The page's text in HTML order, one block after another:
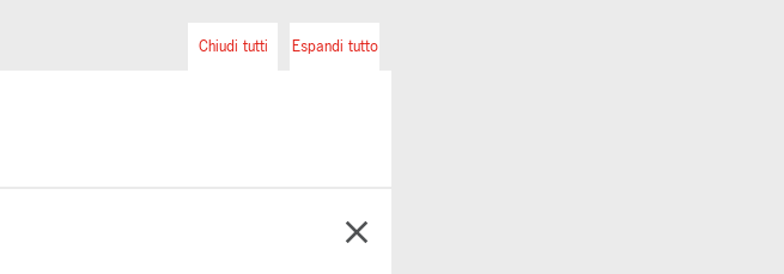
Espandi tutto
Chiudi tutti